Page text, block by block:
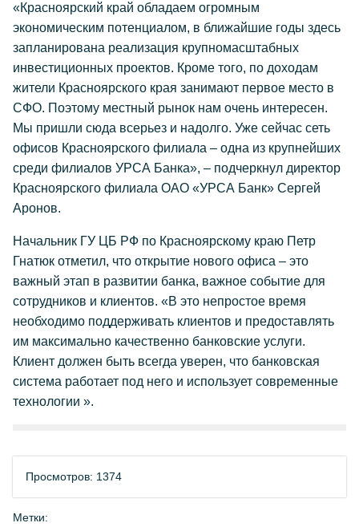
«Красноярский край обладаем огромным
экономическим потенциалом, в ближайшие годы здесь
запланирована реализация крупномасштабных
инвестиционных проектов. Кроме того, по доходам
жители Красноярского края занимают первое место в
СФО. Поэтому местный рынок нам очень интересен.
Мы пришли сюда всерьез и надолго. Уже сейчас сеть
офисов Красноярского филиала – одна из крупнейших
среди филиалов УРСА Банка», – подчеркнул директор
Красноярского филиала ОАО «УРСА Банк» Сергей
Аронов.
Начальник ГУ ЦБ РФ по Красноярскому краю Петр
Гнатюк отметил, что открытие нового офиса – это
важный этап в развитии банка, важное событие для
сотрудников и клиентов. «В это непростое время
необходимо поддерживать клиентов и предоставлять
им максимально качественно банковские услуги.
Клиент должен быть всегда уверен, что банковская
система работает под него и использует современные
технологии ».
Просмотров: 1374
Метки: